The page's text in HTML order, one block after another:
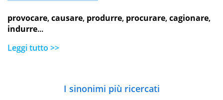
provocare,causare, produrre, procurare,cagionare,
indurre...
Leggi tutto >>
I sinonimi più ricercati